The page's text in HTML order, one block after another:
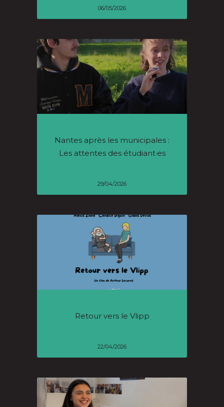
06/05/2026
Nantes après les municipales :
Les attentes des étudiant·es
29/04/2026
Retour vers le Vlipp
22/04/2026